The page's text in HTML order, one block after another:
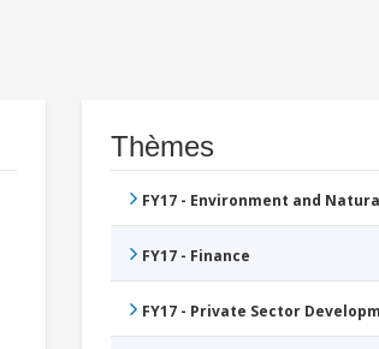
Thèmes
FY17 - Environment and
FY17 - Finance
FY17 - Private Sector